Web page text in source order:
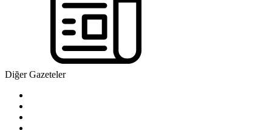
Diğer Gazeteler